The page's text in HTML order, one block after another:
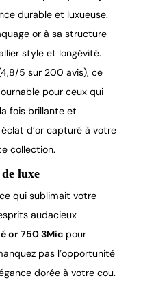
durable et luxueuse.
or à sa structure
style et longévité.
5 sur 200 avis), ce
pour ceux qui
fois brillante et
d’or capturé à votre
collection.
de luxe
qui sublimait votre
audacieux
or 750 3Mic pour
pas l’opportunité
dorée à votre cou.